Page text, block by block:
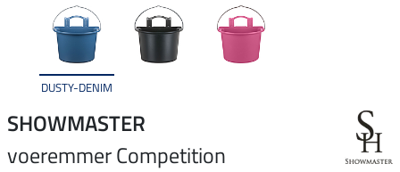
DUSTY-DENIM
SHOWMASTER
voeremmer Competition